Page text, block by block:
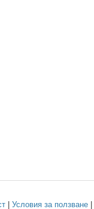
Условия за ползване